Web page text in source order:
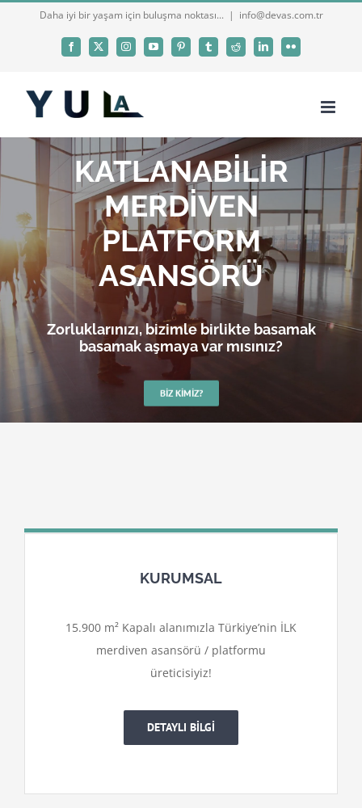
Daha iyi bir yaşam için buluşma noktası... | info@devas.com.tr
Facebook
X InstagramYouTubePinterestTumblrReddit LinkedInFlickr
KATLANABİLİR
MERDİVEN
PLATFORM
ASANSÖRÜ
Zorluklarınızı, bizimle birlikte basamak
basamak aşmaya var mısınız?
BIZ KIMIZ?
KURUMSAL
15.900 m² Kapalı alanımızla Türkiye’nin İLK
merdiven asansörü / platformu
üreticisiyiz!
DETAYLI BİLGİ